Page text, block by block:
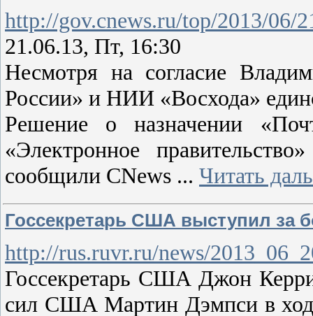
http://gov.cnews.ru/top/2013/06/
21.06.13, Пт, 16:30
Несмотря на согласие
России» и НИИ «Восхода»
Решение о назначении
«Электронное
сообщили CNews ... Читать
Госсекретарь США выступил за
http://rus.ruvr.ru/news/
Госсекретарь США Джон Керри
сил США Мартин Дэмпси в